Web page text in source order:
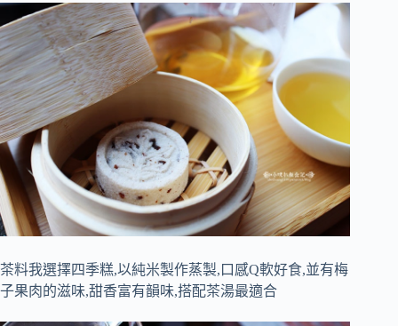
茶料我選擇四季糕,以純米製作蒸製,口感Q軟好食,並有梅
子果肉的滋味,甜香富有韻味,搭配茶湯最適合